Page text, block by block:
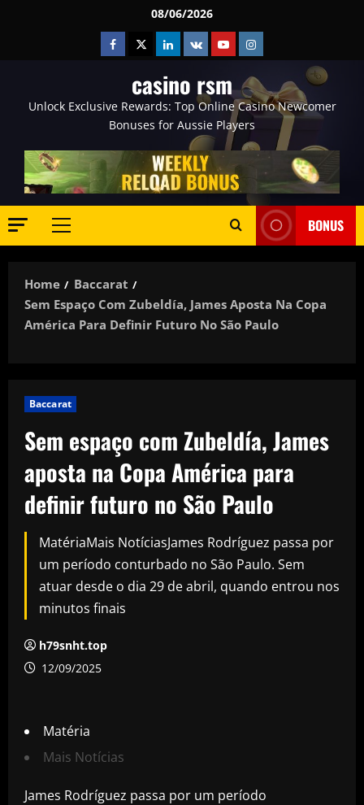
08/06/2026
Facebook
TwitterLinkedin
VK YoutubeInstagram
casino rsm
Unlock Exclusive Rewards: Top Online Casino Newcomer
Bonuses for Aussie Players
Primary
BONUS
Home
Baccarat
Sem Espaço Com Zubeldía, James Aposta Na Copa
América Para Definir Futuro No São Paulo
Baccarat
Sem espaço com Zubeldía, James
aposta na Copa América para
definir futuro no São Paulo
MatériaMais NotíciasJames Rodríguez passa por
um período conturbado no São Paulo. Sem
atuar desde o dia 29 de abril, quando entrou nos
minutos finais
h79snht.top
12/09/2025
Matéria
Mais Notícias
James Rodríguez passa por um período